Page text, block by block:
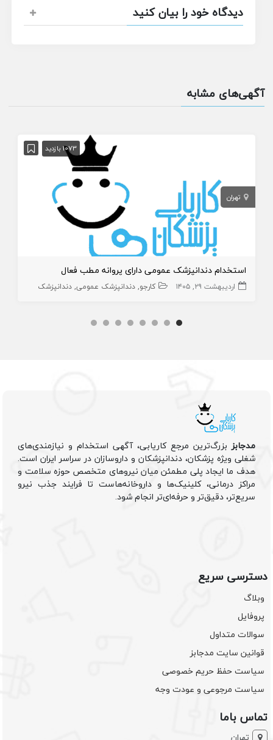
دیدگاه خود را بیان کنید
آگهی‌های مشابه
1073 بازدید
تهران
استخدام دندانپزشک عمومی دارای پروانه مطب فعال
اردیبهشت ۲۹, ۱۴۰۵ کارجو دندانپزشک عمومی دندانپزشک
مدجابزبزرگ‌ترین مرجع کاریابی، آگهی استخدام و نیازمندی‌های
شغلی ویژه پزشکان، دندانپزشکان و داروسازان در سراسر ایران است.
هدف ما ایجاد پلی مطمئن میان نیروهای متخصص حوزه سلامت و
مراکز درمانی، کلینیک‌ها و داروخانه‌هاست تا فرایند جذب نیرو
سریع‌تر، دقیق‌تر و حرفه‌ای‌تر انجام شود.
دسترسی سریع
وبلاگ
پروفایل
سوالات متداول
قوانین سایت مدجابز
سیاست حفظ حریم خصوصی
سیاست مرجوعی و عودت وجه
تماس باما